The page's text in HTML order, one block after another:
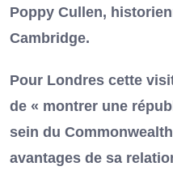
Poppy Cullen,
Cambridge.
Pour Londres cette
de « montrer une
sein du
avantages de sa